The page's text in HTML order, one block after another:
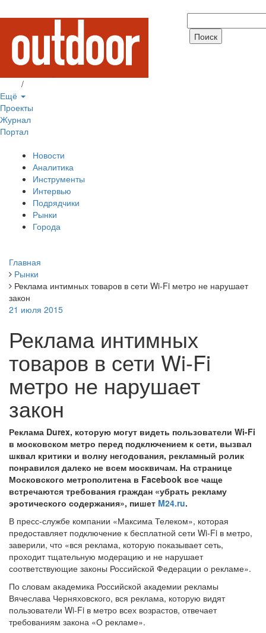
/
Ещё
Проекты
Журнал
Портал
Новости
Аналитика
Инструменты
Интервью
Подрядчики
Рынки
Города
Главная
Рынки
Реклама интимных товаров в сети Wi-Fi метро не нарушает
закон
21 июля 2015
Реклама интимных
товаров в сети Wi-Fi
метро не нарушает
закон
Реклама Durex, которую могут видеть пользователи Wi-Fi
в московском метро перед подключением к сети, вызвал
шквал критики и волну негодования, рекламный ролик
понравился далеко не всем москвичам. На странице
Московского метрополитена в Facebook все чаще
встречаются требования граждан «убрать рекламу
эротического содержания», пишет M24.ru.
В пресс-службе компании «Максима Телеком», которая
предоставляет подключение к бесплатной сети Wi-Fi в метро,
заверили, что «вся реклама, которую показывает сеть,
проходит тщательную модерацию и не нарушает
соответствующие законы Российской Федерации о рекламе».
По словам академика Российской академии рекламы
Вячеслава Черняховского, вся реклама, которую видят
пользователи Wi-Fi в метро всех возрастов, отвечает
требованиям закона «О рекламе».